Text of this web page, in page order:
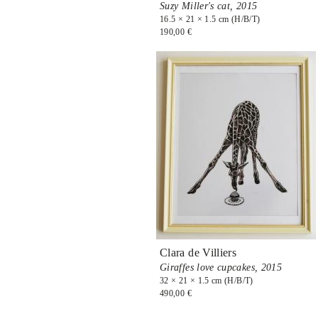
Suzy Miller's cat, 2015
16.5 × 21 × 1.5 cm (H/B/T)
190,00 €
Clara de Villiers
Giraffes love cupcakes, 2015
32 × 21 × 1.5 cm (H/B/T)
490,00 €